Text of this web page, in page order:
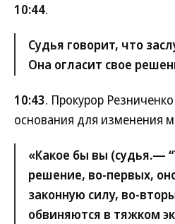
10:44.
Судья говорит, что
Она огласит свое
10:43. Прокурор
основания для изменения
«Какое бы вы (судья.—
решение, во-первых,
законную силу, во-
обвиняются в тяжком